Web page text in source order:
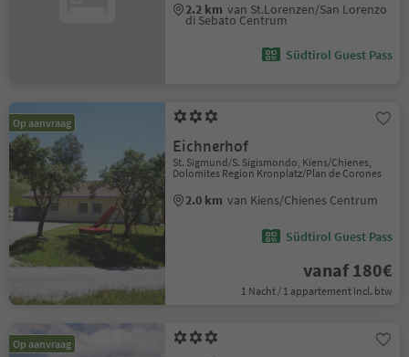
2.2 km van St.Lorenzen/San Lorenzo
di Sebato Centrum
Südtirol Guest Pass
Op aanvraag
Eichnerhof
St. Sigmund/S. Sigismondo, Kiens/Chienes,
Dolomites Region Kronplatz/Plan de Corones
2.0 km van Kiens/Chienes Centrum
Südtirol Guest Pass
vanaf 180€
1 Nacht / 1 appartement Incl. btw
Op aanvraag